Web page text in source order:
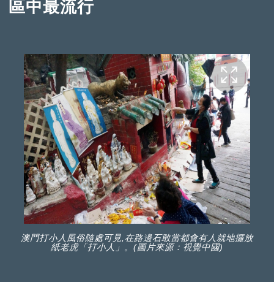
區中最流行
澳門打小人風俗隨處可見,在路邊石敢當都會有人就地攞放
紙老虎「打小人」。(圖片來源：視覺中國)